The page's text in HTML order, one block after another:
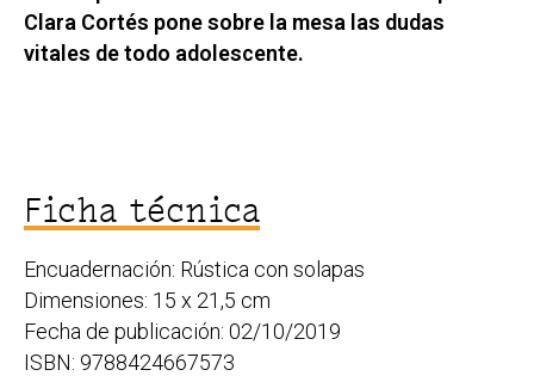
Clara Cortés pone sobre la mesa las dudas
vitales de todo adolescente.
Ficha técnica
Encuadernación: Rústica con solapas
Dimensiones: 15 x 21,5 cm
Fecha de publicación: 02/10/2019
ISBN: 9788424667573